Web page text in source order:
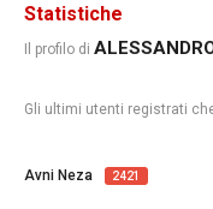
Statistiche
Il profilo di
Gli ultimi utenti registrati
Avni Neza 2421